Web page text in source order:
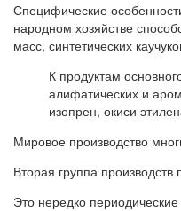
Специфические
народном хозяйстве
масс, синтетических
К продуктам
алифатических и
изопрен, окиси
Мировое производство
Вторая группа
Это нередко